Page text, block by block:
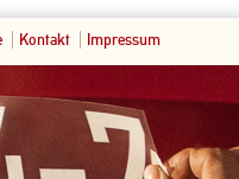
Kontakt Impressum